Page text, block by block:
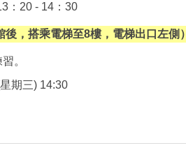
：20 - 14：30
後，搭乘電梯至8樓，電梯出口左側）
。
期三) 14:30